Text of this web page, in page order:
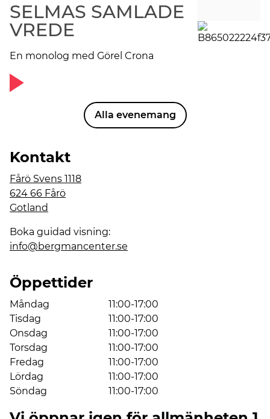
SELMAS SAMLADE
VREDE
En monolog med Görel Crona
Alla evenemang
Kontakt
Fårö Svens 1118
624 66 Fårö
Gotland
Boka guidad visning:
info@bergmancenter.se
Öppettider
Måndag
11:00-17:00
Tisdag
11:00-17:00
Onsdag
11:00-17:00
Torsdag
11:00-17:00
Fredag
11:00-17:00
Lördag
11:00-17:00
Söndag
11:00-17:00